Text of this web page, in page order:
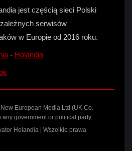
jest częścią sieci Polski
serwisów
w Europie od 2016 roku.
- Holandia
European Media Ltd (UK Co.
government or political party.
Holandia | Wszelkie prawa